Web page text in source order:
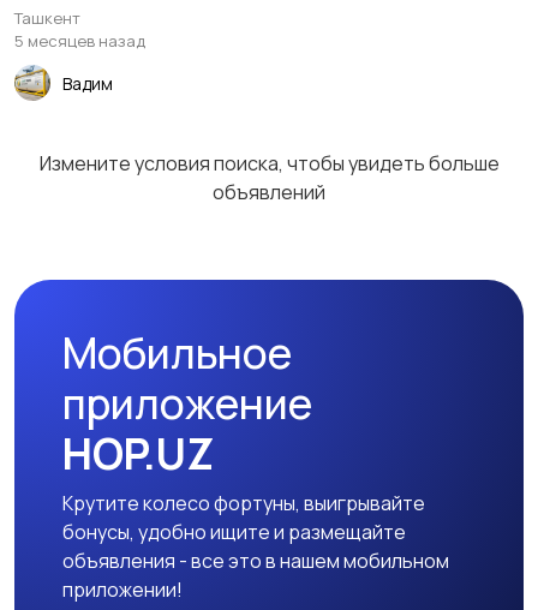
Ташкент
5 месяцев назад
Вадим
Измените условия поиска, чтобы увидеть больше
объявлений
Мобильное
приложение
HOP.UZ
Крутите колесо фортуны, выигрывайте
бонусы, удобно ищите и размещайте
объявления - все это в нашем мобильном
приложении!